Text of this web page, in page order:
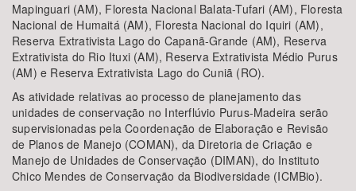
Mapinguari (AM), Floresta Nacional Balata-Tufari (AM), Floresta
Nacional de Humaitá (AM), Floresta Nacional do Iquiri (AM),
Reserva Extrativista Lago do Capanã-Grande (AM), Reserva
Extrativista do Rio Ituxi (AM), Reserva Extrativista Médio Purus
(AM) e Reserva Extrativista Lago do Cuniã (RO).
As atividade relativas ao processo de planejamento das
unidades de conservação no Interflúvio Purus-Madeira serão
supervisionadas pela Coordenação de Elaboração e Revisão
de Planos de Manejo (COMAN), da Diretoria de Criação e
Manejo de Unidades de Conservação (DIMAN), do Instituto
Chico Mendes de Conservação da Biodiversidade (ICMBio).